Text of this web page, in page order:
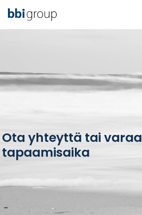
Ota yhteyttä tai varaa
tapaamisaika